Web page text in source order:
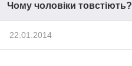
Чому чоловіки товстіють?
22.01.2014